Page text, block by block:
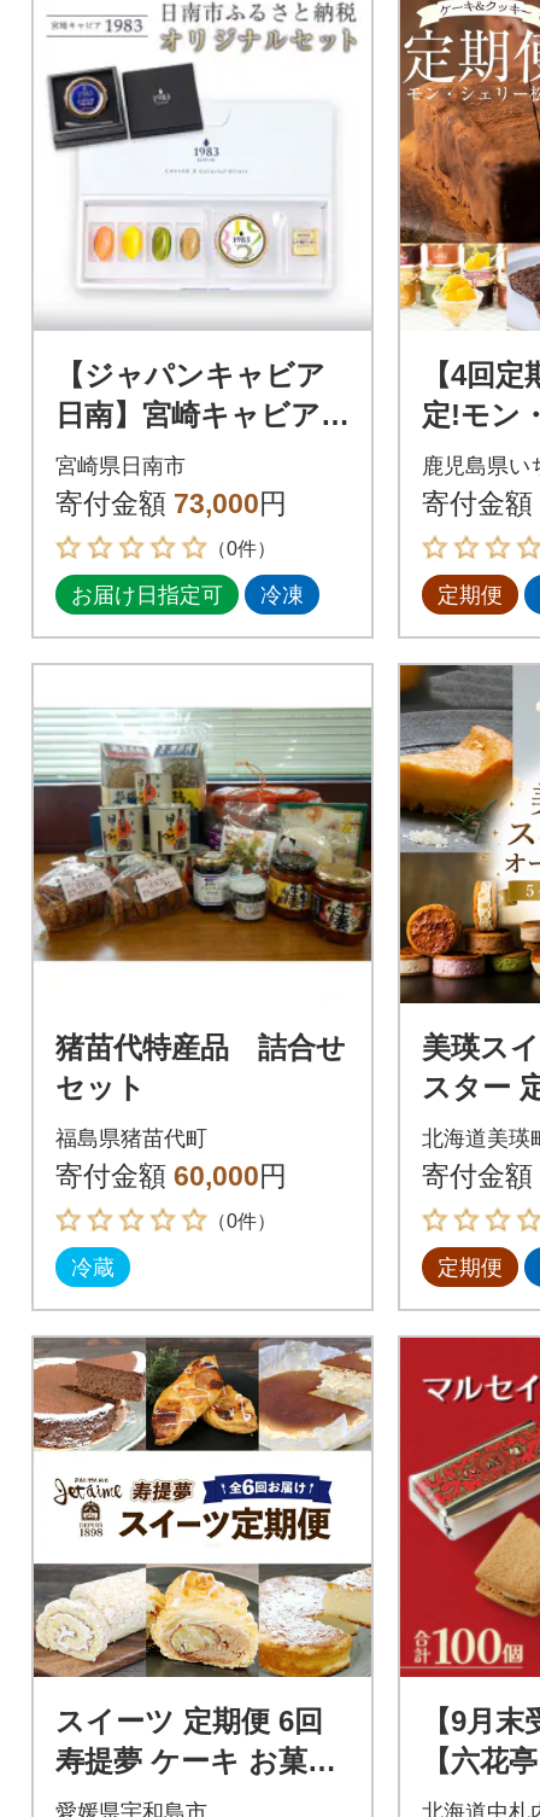
リスマス、年末、お正月な
ど、年末年始の様々な用途に
ご利用いただけます!
【ジャパンキャビア
日南】宮崎キャビア1
983 日南市ふるさと
納税オリジナルセッ
ト
宮崎県日南市
寄付金額 73,000円
（0件）
お届け日指定可 冷凍
【4回
定!モン
下 スイ
年10月
分)
鹿児島県い
寄付金額
定期便
猪苗代特産品 詰合せ
セット
福島県猪苗代町
寄付金額 60,000円
（0件）
冷蔵
美瑛ス
スター
北海道美瑛
寄付金額
定期便
スイーツ 定期便 6回
寿提夢 ケーキ お菓子
J066-097004
愛媛県宇和島市
【9月
【六花
バター
北海道中札